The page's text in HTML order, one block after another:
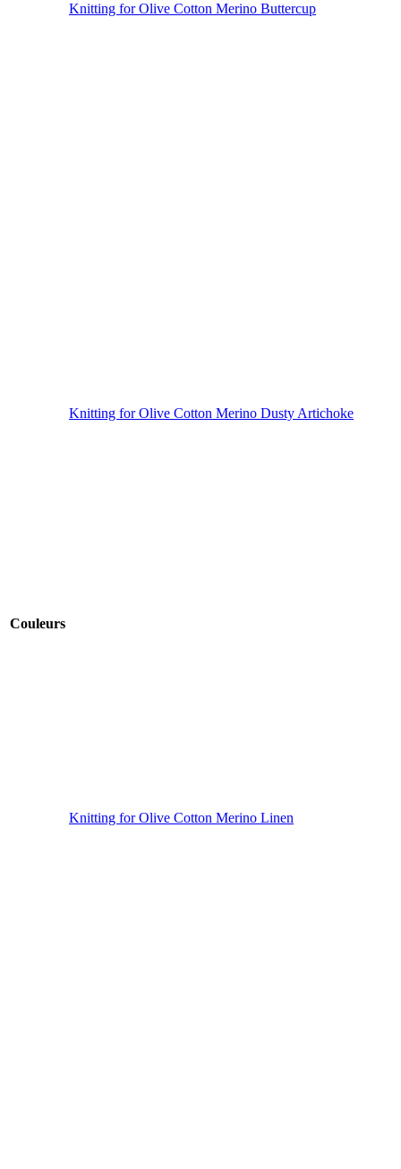
Couleurs
Knitting for Olive Cotton Merino Buttercup
Knitting for Olive Cotton Merino Dusty Artichoke
Knitting for Olive Cotton Merino Linen